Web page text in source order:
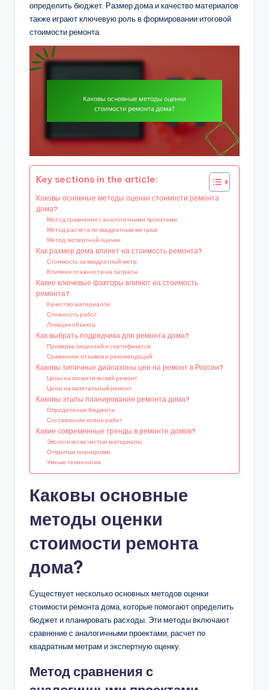
определить бюджет. Размер дома и качество материалов
также играют ключевую роль в формировании итоговой
стоимости ремонта.
Key sections in the article:
Каковы основные методы оценки стоимости ремонта
дома?
Метод сравнения с аналогичными проектами
Метод расчета по квадратным метрам
Метод экспертной оценки
Как размер дома влияет на стоимость ремонта?
Стоимость за квадратный метр
Влияние этажности на затраты
Какие ключевые факторы влияют на стоимость
ремонта?
Качество материалов
Сложность работ
Локация объекта
Как выбрать подрядчика для ремонта дома?
Проверка лицензий и сертификатов
Сравнение отзывов и рекомендаций
Каковы типичные диапазоны цен на ремонт в России?
Цены на косметический ремонт
Цены на капитальный ремонт
Каковы этапы планирования ремонта дома?
Определение бюджета
Составление плана работ
Какие современные тренды в ремонте домов?
Экологически чистые материалы
Открытые планировки
Умные технологии
Каковы основные
методы оценки
стоимости ремонта
дома?
Существует несколько основных методов оценки
стоимости ремонта дома, которые помогают определить
бюджет и планировать расходы. Эти методы включают
сравнение с аналогичными проектами, расчет по
квадратным метрам и экспертную оценку.
Метод сравнения с